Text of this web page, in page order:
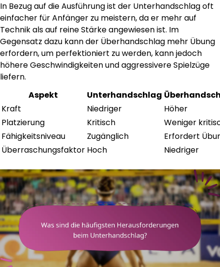
In Bezug auf die Ausführung ist der Unterhandschlag oft
einfacher für Anfänger zu meistern, da er mehr auf
Technik als auf reine Stärke angewiesen ist. Im
Gegensatz dazu kann der Überhandschlag mehr Übung
erfordern, um perfektioniert zu werden, kann jedoch
höhere Geschwindigkeiten und aggressivere Spielzüge
liefern.
Aspekt
Unterhandschlag
Kraft
Niedriger
Höher
Platzierung
Kritisch
Weniger
Fähigkeitsniveau
Zugänglich
Erfordert
Überraschungsfaktor Hoch Niedriger